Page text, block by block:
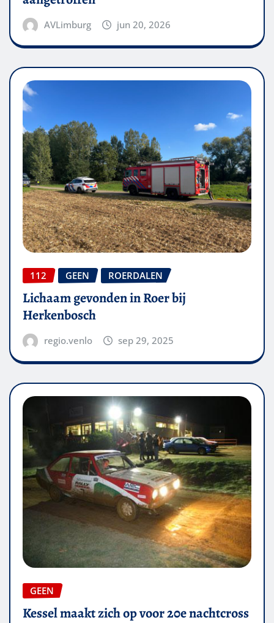
AVLimburg jun 20, 2026
112 GEEN ROERDALEN
Lichaam gevonden in Roer bij
Herkenbosch
regio.venlo sep 29, 2025
GEEN
Kessel maakt zich op voor 20e nachtcross